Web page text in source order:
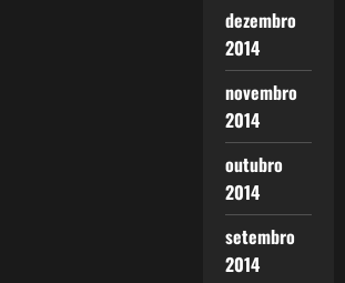
dezembro
2014
novembro
2014
outubro
2014
setembro
2014